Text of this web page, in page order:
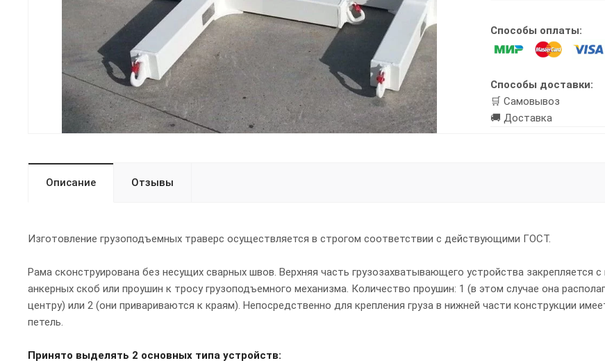
Способы оплаты:
Способы доставки:
🛒 Самовывоз
🚚 Доставка
Описание Отзывы
Изготовление грузоподъемных траверс осуществляется в строгом соответствии с действующими ГОСТ.
Рама сконструирована без несущих сварных швов. Верхняя часть грузозахватывающего устройства закрепляется
анкерных скоб или проушин к тросу грузоподъемного механизма. Количество проушин: 1 (в этом случае она
центру) или 2 (они привариваются к краям). Непосредственно для крепления груза в нижней части конструкции
петель.
Принято выделять 2 основных типа устройств: